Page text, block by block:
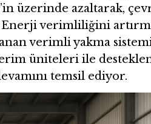
üzerinde azaltarak,
verimliliğini
verimli yakma
üniteleri ile
temsil ediyor.